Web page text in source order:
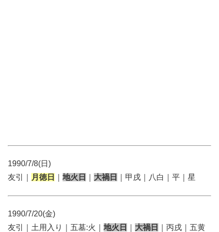
1990/7/8(日)
友引｜
月徳日 地火日 大禍日 ｜甲戌｜八白｜平｜星
1990/7/20(金)
友引｜土用入り｜五墓:火｜ 地火日 大禍日
｜丙戌｜五黄